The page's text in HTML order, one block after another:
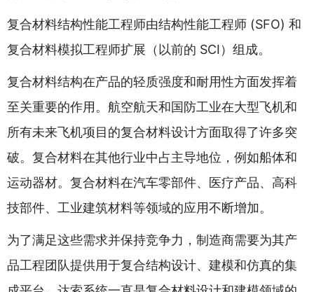
复合材料结构性能工程师由结构性能工程师 (SFO) 和
复合材料模拟工程师扩展（以前的 SCI）组成。
复合材料结构在产品的轻质强度和耐用性方面发挥着
至关重要的作用。航空航天和国防工业在大型飞机和
所有未来飞机项目的复合材料设计方面取得了许多突
破。复合材料在其他行业中占主导地位，例如船体和
运动器材。复合材料在汽车零部件、医疗产品、高科
技部件、工业建筑材料等领域的应用不断增加。
为了满足这些需求并保持竞争力，制造商需要为其产
品工程团队提供用于复合结构设计、建模和仿真的集